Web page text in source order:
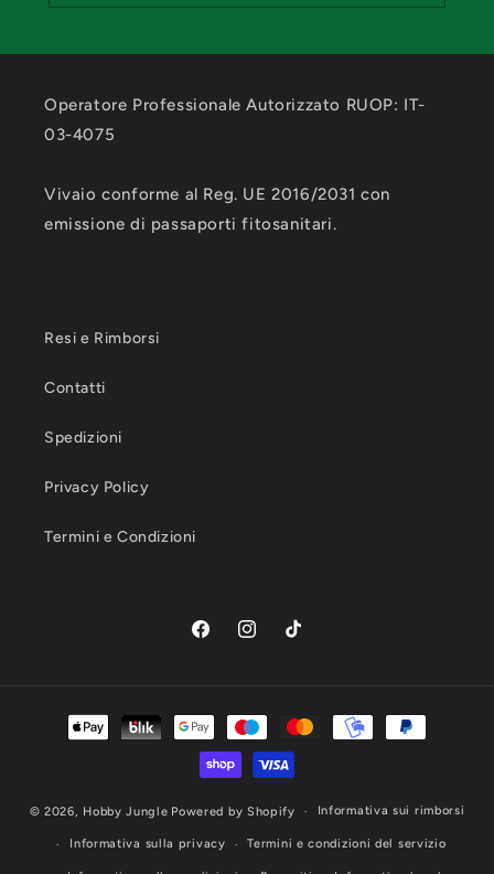
Operatore Professionale Autorizzato RUOP: IT-
03-4075
Vivaio conforme al Reg. UE 2016/2031 con
emissione di passaporti fitosanitari.
Resi e Rimborsi
Contatti
Spedizioni
Privacy Policy
Termini e Condizioni
FacebookInstagramTikTok
Metodi
© 2026, Hobby Jungle Powered by Shopify Informativa sui rimborsi
Informativa sulla privacy Termini e condizioni del servizio